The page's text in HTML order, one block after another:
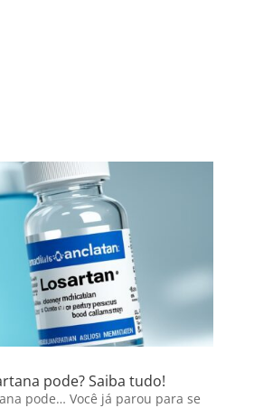
pode? Saiba tudo!
pode… Você já parou para se